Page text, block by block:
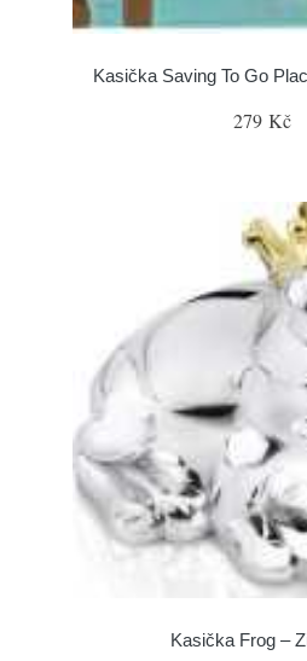
Kasička Saving To Go
279 Kč
Kasička Frog –